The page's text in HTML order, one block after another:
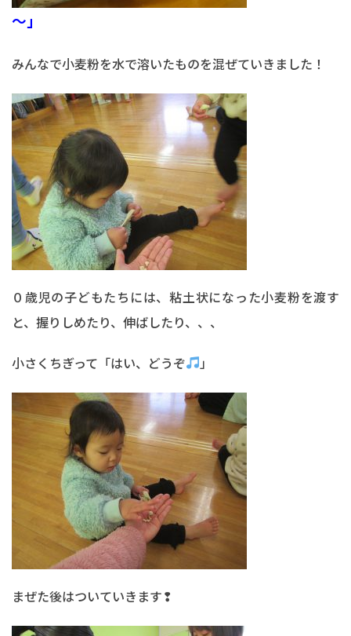
～」
みんなで小麦粉を水で溶いたものを混ぜていきました！
０歳児の子どもたちには、粘土状になった小麦粉を渡す
と、握りしめたり、伸ばしたり、、、
小さくちぎって「はい、どうぞ 」
まぜた後はついていきます❢